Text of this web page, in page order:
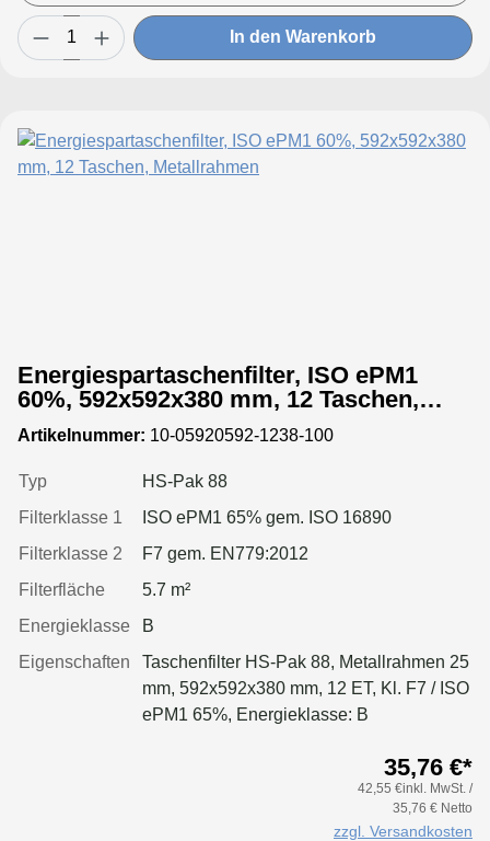
In den Warenkorb
Energiespartaschenfilter, ISO ePM1
60%, 592x592x380 mm, 12 Taschen,
Metallrahmen
Artikelnummer: 10-05920592-1238-100
Typ
HS-Pak 88
Filterklasse 1
ISO ePM1 65% gem. ISO 16890
Filterklasse 2
F7 gem. EN779:2012
Filterfläche
5.7 m²
Energieklasse
B
Eigenschaften
Taschenfilter HS-Pak 88, Metallrahmen 25
mm, 592x592x380 mm, 12 ET, Kl. F7 / ISO
ePM1 65%, Energieklasse: B
35,76 €*
42,55 €inkl. MwSt. /
35,76 € Netto
zzgl. Versandkosten